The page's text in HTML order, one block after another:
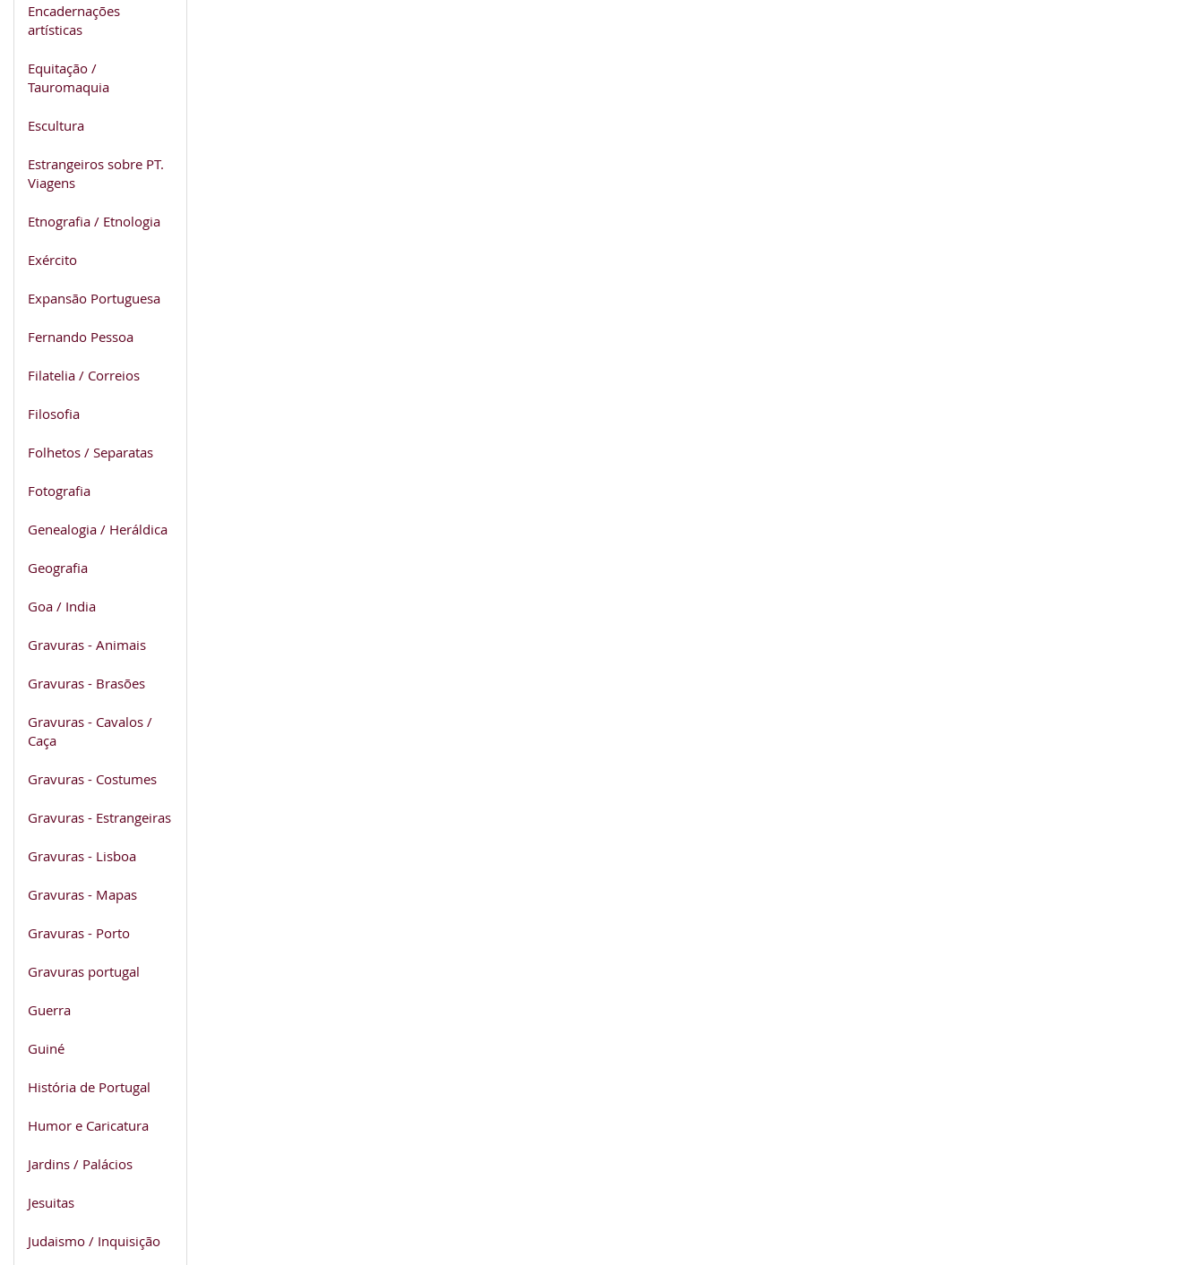
Encadernações
artísticas
Equitação /
Tauromaquia
Escultura
Estrangeiros sobre PT.
Viagens
Etnografia / Etnologia
Exército
Expansão Portuguesa
Fernando Pessoa
Filatelia / Correios
Filosofia
Folhetos / Separatas
Fotografia
Genealogia / Heráldica
Geografia
Goa / India
Gravuras - Animais
Gravuras - Brasões
Gravuras - Cavalos /
Caça
Gravuras - Costumes
Gravuras - Estrangeiras
Gravuras - Lisboa
Gravuras - Mapas
Gravuras - Porto
Gravuras portugal
Guerra
Guiné
História de Portugal
Humor e Caricatura
Jardins / Palácios
Jesuitas
Judaismo / Inquisição